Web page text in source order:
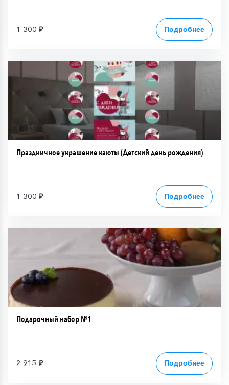
1 300 ₽ Подробнее
Праздничное украшение каюты (Детский день рождения)
1 300 ₽ Подробнее
Подарочный набор №1
2 915 ₽ Подробнее